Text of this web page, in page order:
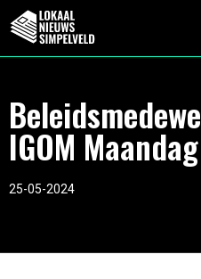
IGOM
25-05-2024